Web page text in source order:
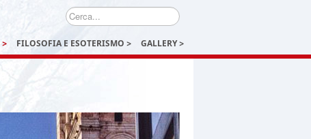
Cerca...
FILOSOFIA E ESOTERISMO GALLERY